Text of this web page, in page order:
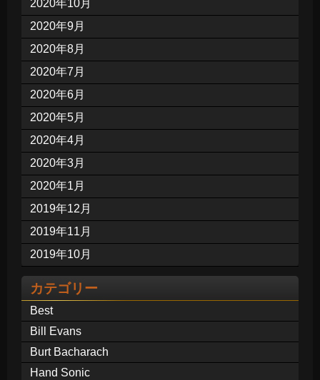
2020年10月
2020年9月
2020年8月
2020年7月
2020年6月
2020年5月
2020年4月
2020年3月
2020年1月
2019年12月
2019年11月
2019年10月
カテゴリー
Best
Bill Evans
Burt Bacharach
Hand Sonic